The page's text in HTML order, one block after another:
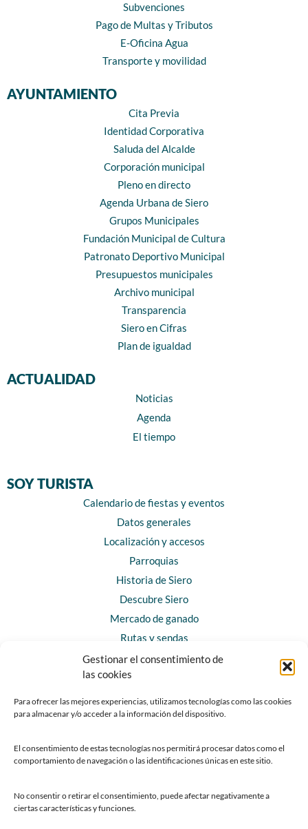
Gestionar el consentimiento de
las cookies
Para ofrecer las mejores experiencias, utilizamos tecnologías como las cookies
para almacenar y/o acceder a la información del dispositivo.
El consentimiento de estas tecnologías nos permitirá procesar datos como el
comportamiento de navegación o las identificaciones únicas en este sitio.
No consentir o retirar el consentimiento, puede afectar negativamente a
ciertas características y funciones.
Subvenciones
Pago de Multas y Tributos
E-Oficina Agua
Transporte y movilidad
AYUNTAMIENTO
Cita Previa
Identidad Corporativa
Saluda del Alcalde
Corporación municipal
Pleno en directo
Agenda Urbana de Siero
Grupos Municipales
Fundación Municipal de Cultura
Patronato Deportivo Municipal
Presupuestos municipales
Archivo municipal
Transparencia
Siero en Cifras
Plan de igualdad
ACTUALIDAD
Noticias
Agenda
El tiempo
SOY TURISTA
Calendario de fiestas y eventos
Datos generales
Localización y accesos
Parroquias
Historia de Siero
Descubre Siero
Mercado de ganado
Rutas y sendas
Horarios y contacto
Teléfonos de interés
Chatbot Siero
SEDES ELECTRÓNICAS
Sede del Ayuntamiento de Siero